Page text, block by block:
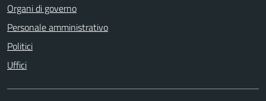
Organi di governo
Personale amministrativo
Politici
Uffici